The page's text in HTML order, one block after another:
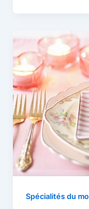
Spécialités du